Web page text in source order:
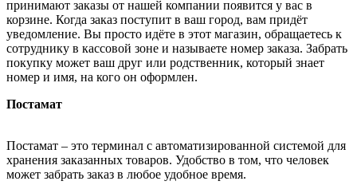
принимают заказы от нашей компании появится у вас в
корзине. Когда заказ поступит в ваш город, вам придёт
уведомление. Вы просто идёте в этот магазин, обращаетесь к
сотруднику в кассовой зоне и называете номер заказа. Забрать
покупку может ваш друг или родственник, который знает
номер и имя, на кого он оформлен.
Постамат
Постамат – это терминал с автоматизированной системой для
хранения заказанных товаров. Удобство в том, что человек
может забрать заказ в любое удобное время.